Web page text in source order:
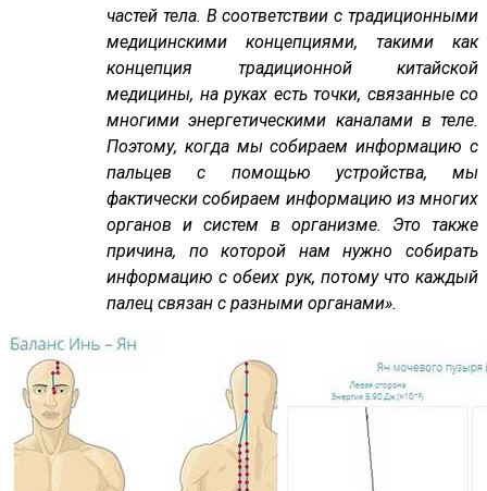
частей тела. В соответствии с традиционными
медицинскими концепциями, такими как
концепция традиционной китайской
медицины, на руках есть точки, связанные со
многими энергетическими каналами в теле.
Поэтому, когда мы собираем информацию с
пальцев с помощью устройства, мы
фактически собираем информацию из многих
органов и систем в организме. Это также
причина, по которой нам нужно собирать
информацию с обеих рук, потому что каждый
палец связан с разными органами».